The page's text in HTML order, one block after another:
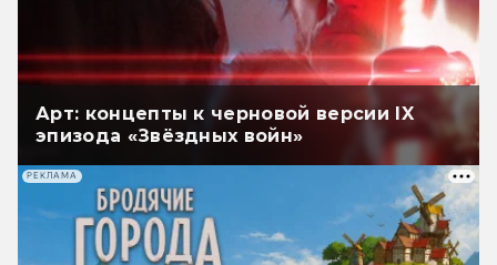
Арт: концепты к черновой версии IX
эпизода «Звёздных войн»
РЕКЛАМА